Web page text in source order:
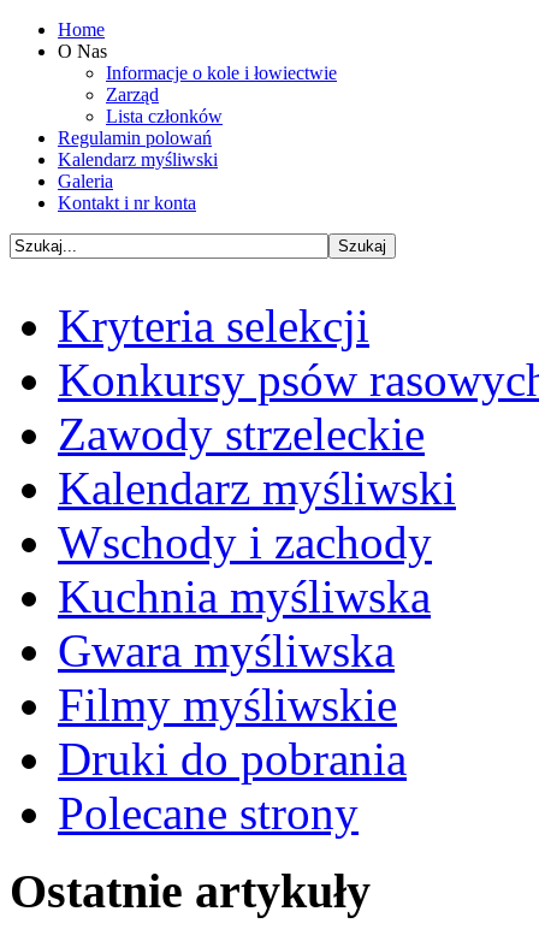
Home
O Nas
Informacje o kole i łowiectwie
Zarząd
Lista członków
Regulamin polowań
Kalendarz myśliwski
Galeria
Kontakt i nr konta
Kryteria selekcji
Konkursy psów
Zawody strzeleckie
Kalendarz myśliwski
Wschody i zachody
Kuchnia myśliwska
Gwara myśliwska
Filmy myśliwskie
Druki do pobrania
Polecane strony
Ostatnie artykuły